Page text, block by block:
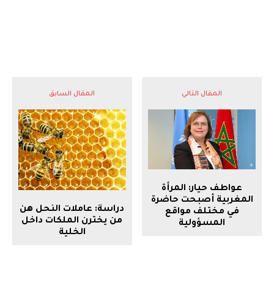
المقال السابق
دراسة: عاملات النحل هن
من يخترن الملكات داخل
الخلية
المقال التالي
عواطف حيار: المرأة
المغربية أصبحت حاضرة
في مختلف مواقع
المسؤولية